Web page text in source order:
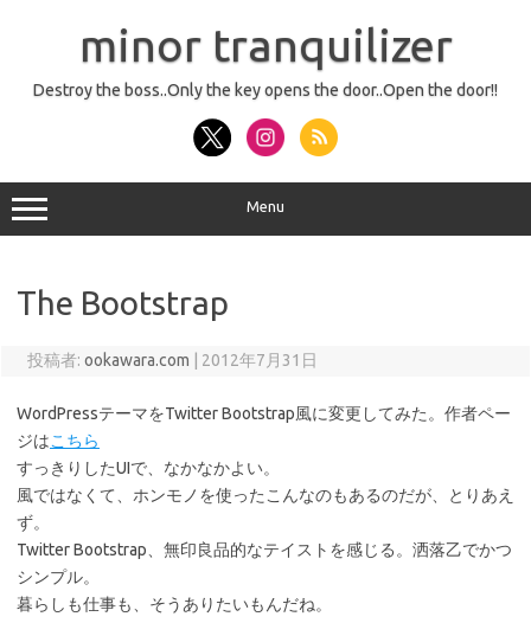
minor tranquilizer
Destroy the boss..Only the key opens the door..Open the door!!
Menu
The Bootstrap
投稿者: ookawara.com 2012年7月31日
WordPressテーマをTwitter Bootstrap風に変更してみた。作者ペー
ジはこちら
すっきりしたUIで、なかなかよい。
風ではなくて、ホンモノを使ったこんなのもあるのだが、とりあえ
ず。
Twitter Bootstrap、無印良品的なテイストを感じる。洒落乙でかつ
シンプル。
暮らしも仕事も、そうありたいもんだね。